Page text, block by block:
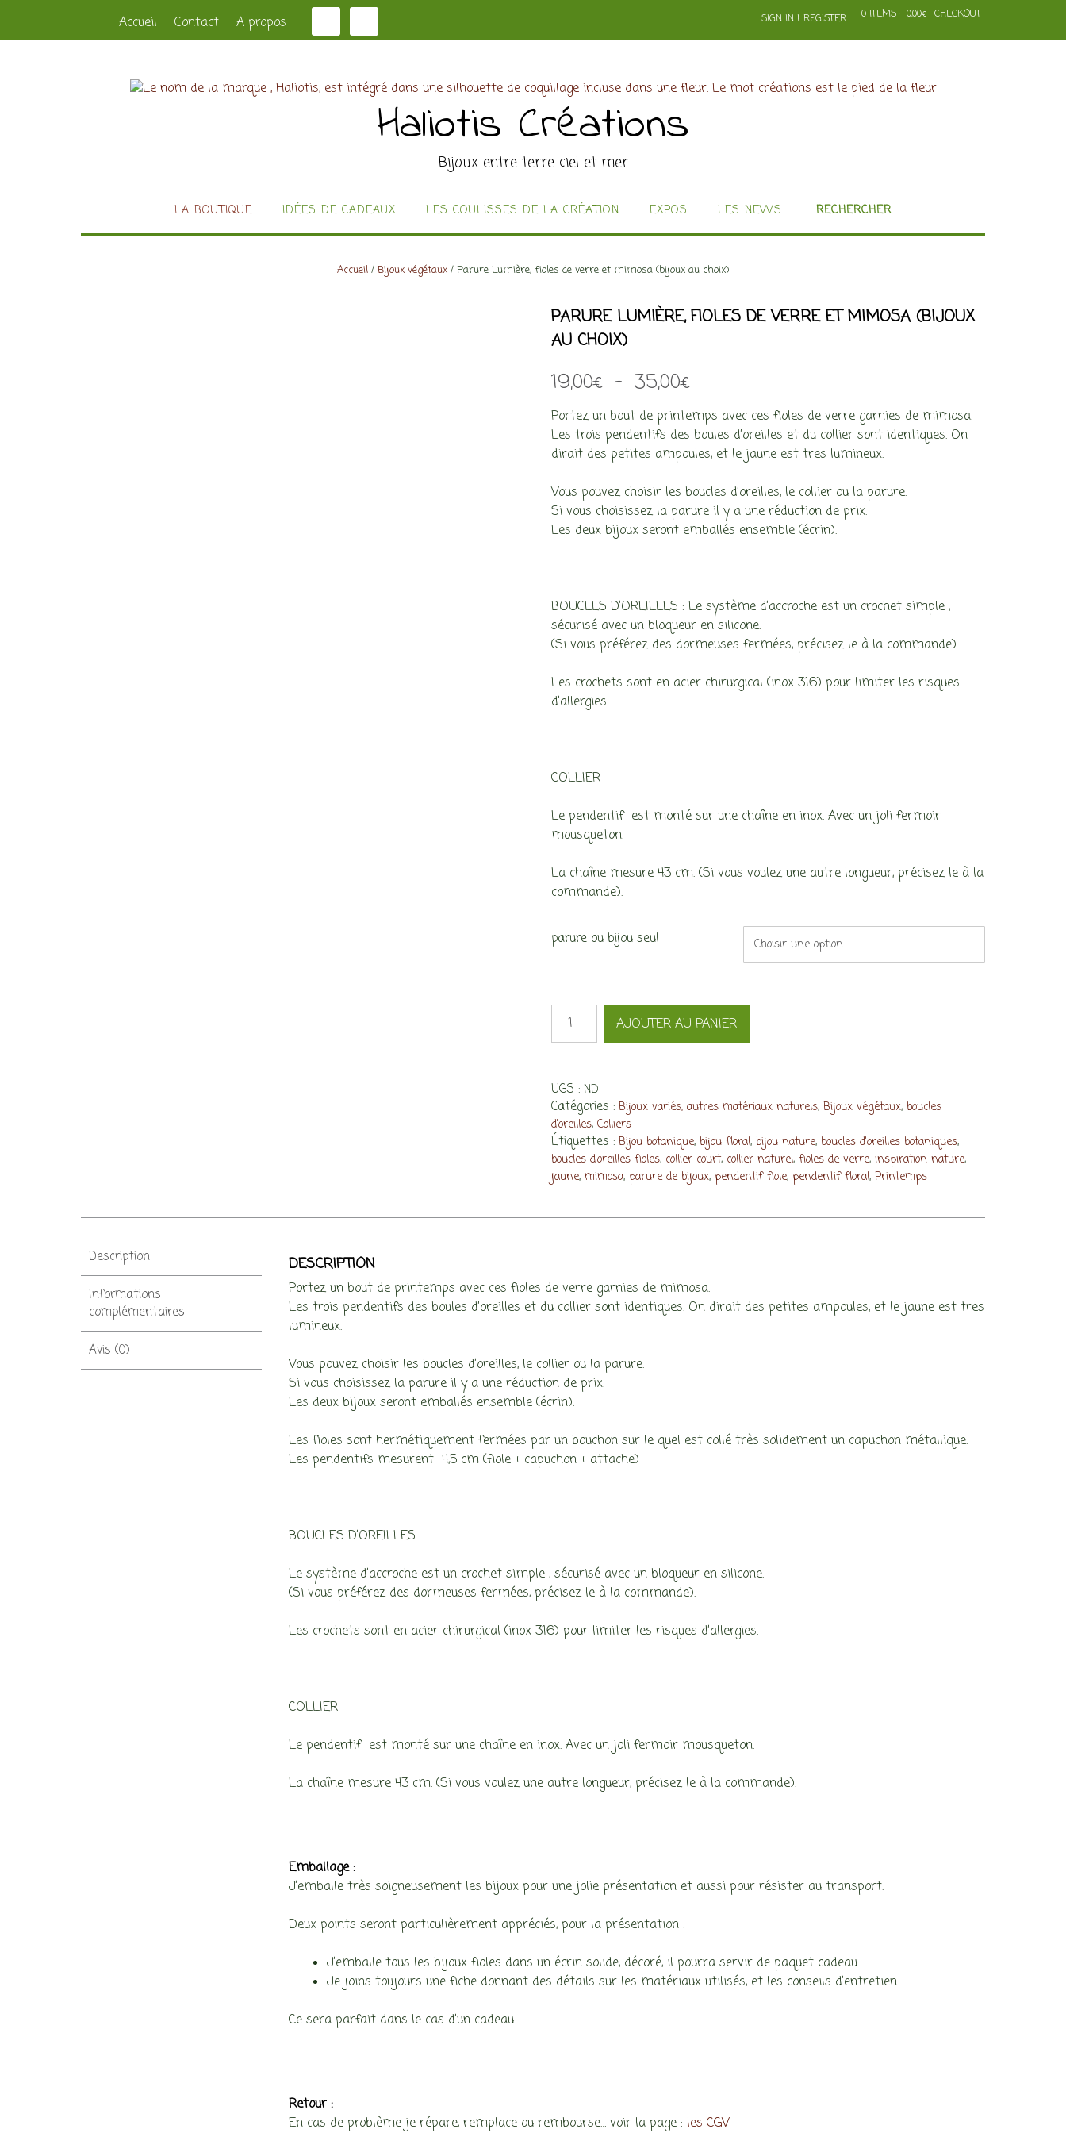
Accueil Contact A propos SIGN IN | REGISTER 0 ITEMS - 0,00€ CHECKOUT
Haliotis Créations
Bijoux entre terre ciel et mer
LA BOUTIQUE IDÉES DE CADEAUX LES COULISSES DE LA CRÉATION EXPOS LES NEWS RECHERCHER
Accueil / Bijoux végétaux / Parure Lumière, fioles de verre et mimosa (bijoux au choix)
PARURE LUMIÈRE, FIOLES DE VERRE ET MIMOSA (BIJOUX
AU CHOIX)
19,00€ – 35,00€Plage
de
prix :
19,00€
à
35,00€
Portez un bout de printemps avec ces fioles de verre garnies de mimosa.
Les trois pendentifs des boules d’oreilles et du collier sont identiques. On
dirait des petites ampoules, et le jaune est tres lumineux.
Vous pouvez choisir les boucles d’oreilles, le collier ou la parure.
Si vous choisissez la parure il y a une réduction de prix.
Les deux bijoux seront emballés ensemble (écrin).
BOUCLES D’OREILLES : Le système d’accroche est un crochet simple ,
sécurisé avec un bloqueur en silicone.
(Si vous préférez des dormeuses fermées, précisez le à la commande).
Les crochets sont en acier chirurgical (inox 316) pour limiter les risques
d’allergies.
COLLIER
Le pendentif est monté sur une chaîne en inox. Avec un joli fermoir
mousqueton.
La chaîne mesure 43 cm. (Si vous voulez une autre longueur, précisez le à la
commande).
parure ou bijou seul
Parure
de
verre
et
mimosa
(bijoux
au
AJOUTER AU PANIER
UGS : ND
Catégories : Bijoux variés, autres matériaux naturels, Bijoux végétaux, boucles
d'oreilles, Colliers
Étiquettes : Bijou botanique, bijou floral, bijou nature, boucles d'oreilles botaniques,
boucles d'oreilles fioles, collier court, collier naturel, fioles de verre, inspiration nature,
jaune, mimosa, parure de bijoux, pendentif fiole, pendentif floral, Printemps
Description
Informations
complémentaires
Avis (0)
DESCRIPTION
Portez un bout de printemps avec ces fioles de verre garnies de mimosa.
Les trois pendentifs des boules d’oreilles et du collier sont identiques. On dirait des petites ampoules, et le jaune est tres
lumineux.
Vous pouvez choisir les boucles d’oreilles, le collier ou la parure.
Si vous choisissez la parure il y a une réduction de prix.
Les deux bijoux seront emballés ensemble (écrin).
Les fioles sont hermétiquement fermées par un bouchon sur le quel est collé très solidement un capuchon métallique.
Les pendentifs mesurent 4,5 cm (fiole + capuchon + attache)
BOUCLES D’OREILLES
Le système d’accroche est un crochet simple , sécurisé avec un bloqueur en silicone.
(Si vous préférez des dormeuses fermées, précisez le à la commande).
Les crochets sont en acier chirurgical (inox 316) pour limiter les risques d’allergies.
COLLIER
Le pendentif est monté sur une chaîne en inox. Avec un joli fermoir mousqueton.
La chaîne mesure 43 cm. (Si vous voulez une autre longueur, précisez le à la commande).
Emballage :
J’emballe très soigneusement les bijoux pour une jolie présentation et aussi pour résister au transport.
Deux points seront particulièrement appréciés, pour la présentation :
J’emballe tous les bijoux fioles dans un écrin solide, décoré, il pourra servir de paquet cadeau.
Je joins toujours une fiche donnant des détails sur les matériaux utilisés, et les conseils d’entretien.
Ce sera parfait dans le cas d’un cadeau.
Retour :
En cas de problème je répare, remplace ou rembourse… voir la page : les CGV